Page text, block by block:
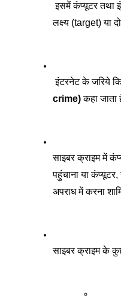
इसमें कंप्यूटर तथा
लक्ष्य (target) या
इंटरनेट के जरिये
crime) कहा जाता
साइबर क्राइम में
पहुंचाना या
अपराध में करना
साइबर क्राइम के